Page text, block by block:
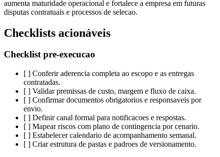
aumenta maturidade operacional e fortalece a empresa em futuras
disputas contratuais e processos de selecao.
Checklists acionáveis
Checklist pre-execucao
[ ] Conferir aderencia completa ao escopo e as entregas
contratadas.
[ ] Validar premissas de custo, margem e fluxo de caixa.
[ ] Confirmar documentos obrigatorios e responsaveis por
envio.
[ ] Definir canal formal para notificacoes e respostas.
[ ] Mapear riscos com plano de contingencia por cenario.
[ ] Estabelecer calendario de acompanhamento semanal.
[ ] Criar estrutura de pastas e padroes de versionamento.